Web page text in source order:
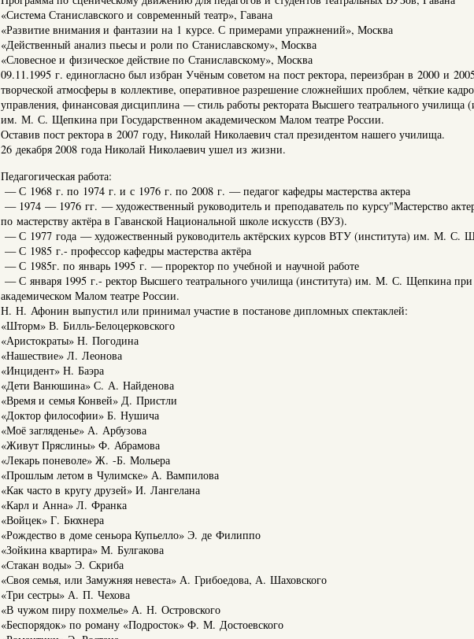
«Система Станиславского и современный театр», Гавана
«Развитие внимания и фантазии на 1 курсе. С примерами упражнений», Москва
«Действенный анализ пьесы и роли по Станиславскому», Москва
«Словесное и физическое действие по Станиславскому», Москва
09.11.1995 г. единогласно был избран Учёным советом на пост ректора, переизбран в 2000 и
творческой атмосферы в коллективе, оперативное разрешение сложнейших проблем, чёткие
управления, финансовая дисциплина — стиль работы ректората Высшего театрального училища
им. М. С. Щепкина при Государственном академическом Малом театре России.
Оставив пост ректора в 2007 году, Николай Николаевич стал президентом нашего училища.
26 декабря 2008 года Николай Николаевич ушел из жизни.
Педагогическая работа:
— С 1968 г. по 1974 г. и с 1976 г. по 2008 г. — педагог кафедры мастерства актера
— 1974 — 1976 гг. — художественный руководитель и преподаватель по курсу"Мастерство
по мастерству актёра в Гаванской Национальной школе искусств (ВУЗ).
— С 1977 года — художественный руководитель актёрских курсов ВТУ (института) им. М. С.
— С 1985 г.- профессор кафедры мастерства актёра
— С 1985г. по январь 1995 г. — проректор по учебной и научной работе
— С января 1995 г.- ректор Высшего театрального училища (института) им. М. С. Щепкина при
академическом Малом театре России.
Н. Н. Афонин выпустил или принимал участие в постанове дипломных спектаклей:
«Шторм» В. Билль-Белоцерковского
«Аристократы» Н. Погодина
«Нашествие» Л. Леонова
«Инцидент» Н. Баэра
«Дети Ванюшина» С. А. Найденова
«Время и семья Конвей» Д. Пристли
«Доктор философии» Б. Нушича
«Моё загляденье» А. Арбузова
«Живут Пряслины» Ф. Абрамова
«Лекарь поневоле» Ж. -Б. Мольера
«Прошлым летом в Чулимске» А. Вампилова
«Как часто в кругу друзей» И. Лангелана
«Карл и Анна» Л. Франка
«Войцек» Г. Бюхнера
«Рождество в доме сеньора Купьелло» Э. де Филиппо
«Зойкина квартира» М. Булгакова
«Стакан воды» Э. Скриба
«Своя семья, или Замужняя невеста» А. Грибоедова, А. Шаховского
«Три сестры» А. П. Чехова
«В чужом пиру похмелье» А. Н. Островского
«Беспорядок» по роману «Подросток» Ф. М. Достоевского